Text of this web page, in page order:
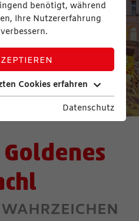
benötigt, während
Ihre Nutzererfahrung
Cookies erfahren
Datenschutz